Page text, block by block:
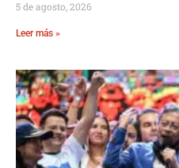
5 de agosto, 2026
Leer más »